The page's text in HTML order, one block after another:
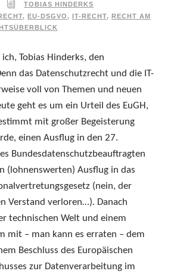
TOBIAS HINDERKS
, EU-DSGVO, IT-RECHT, RECHT AM
Tobias Hinderks, den
das Datenschutzrecht und die IT-
voll von Themen und neuen
geht es um ein Urteil des EuGH,
mit großer Begeisterung
einen Ausflug in den 27.
Bundesdatenschutzbeauftragten
(lohnenswerten) Ausflug in das
(nein, der
Verstand verloren…). Danach
technischen Welt und einem
mit – man kann es erraten – dem
Beschluss des Europäischen
zur Datenverarbeitung im